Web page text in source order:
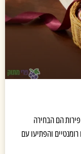
הם הבחירה
והפתיעו עם